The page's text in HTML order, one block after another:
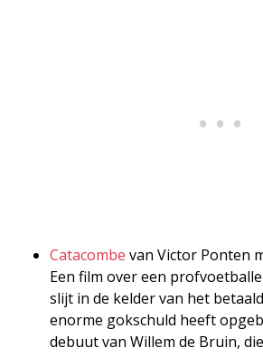
Catacombe van Victor Ponten
Een film over een
slijt in de kelder van het
enorme gokschuld heeft
debuut van Willem de Bruin,